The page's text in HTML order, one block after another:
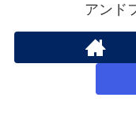
アンド